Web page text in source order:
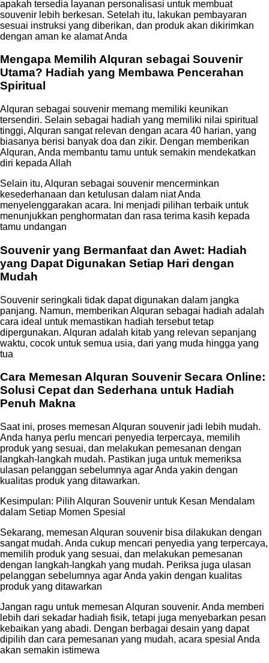
apakah tersedia layanan personalisasi untuk membuat
souvenir lebih berkesan. Setelah itu, lakukan pembayaran
sesuai instruksi yang diberikan, dan produk akan dikirimkan
dengan aman ke alamat Anda
Mengapa Memilih Alquran sebagai Souvenir
Utama? Hadiah yang Membawa Pencerahan
Spiritual
Alquran sebagai souvenir memang memiliki keunikan
tersendiri. Selain sebagai hadiah yang memiliki nilai spiritual
tinggi, Alquran sangat relevan dengan acara 40 harian, yang
biasanya berisi banyak doa dan zikir. Dengan memberikan
Alquran, Anda membantu tamu untuk semakin mendekatkan
diri kepada Allah
Selain itu, Alquran sebagai souvenir mencerminkan
kesederhanaan dan ketulusan dalam niat Anda
menyelenggarakan acara. Ini menjadi pilihan terbaik untuk
menunjukkan penghormatan dan rasa terima kasih kepada
tamu undangan
Souvenir yang Bermanfaat dan Awet: Hadiah
yang Dapat Digunakan Setiap Hari dengan
Mudah
Souvenir seringkali tidak dapat digunakan dalam jangka
panjang. Namun, memberikan Alquran sebagai hadiah adalah
cara ideal untuk memastikan hadiah tersebut tetap
dipergunakan. Alquran adalah kitab yang relevan sepanjang
waktu, cocok untuk semua usia, dari yang muda hingga yang
tua
Cara Memesan Alquran Souvenir Secara Online:
Solusi Cepat dan Sederhana untuk Hadiah
Penuh Makna
Saat ini, proses memesan Alquran souvenir jadi lebih mudah.
Anda hanya perlu mencari penyedia terpercaya, memilih
produk yang sesuai, dan melakukan pemesanan dengan
langkah-langkah mudah. Pastikan juga untuk memeriksa
ulasan pelanggan sebelumnya agar Anda yakin dengan
kualitas produk yang ditawarkan.
Kesimpulan: Pilih Alquran Souvenir untuk Kesan Mendalam
dalam Setiap Momen Spesial
Sekarang, memesan Alquran souvenir bisa dilakukan dengan
sangat mudah. Anda cukup mencari penyedia yang terpercaya,
memilih produk yang sesuai, dan melakukan pemesanan
dengan langkah-langkah yang mudah. Periksa juga ulasan
pelanggan sebelumnya agar Anda yakin dengan kualitas
produk yang ditawarkan
Jangan ragu untuk memesan Alquran souvenir. Anda memberi
lebih dari sekadar hadiah fisik, tetapi juga menyebarkan pesan
kebaikan yang abadi. Dengan berbagai desain yang dapat
dipilih dan cara pemesanan yang mudah, acara spesial Anda
akan semakin istimewa